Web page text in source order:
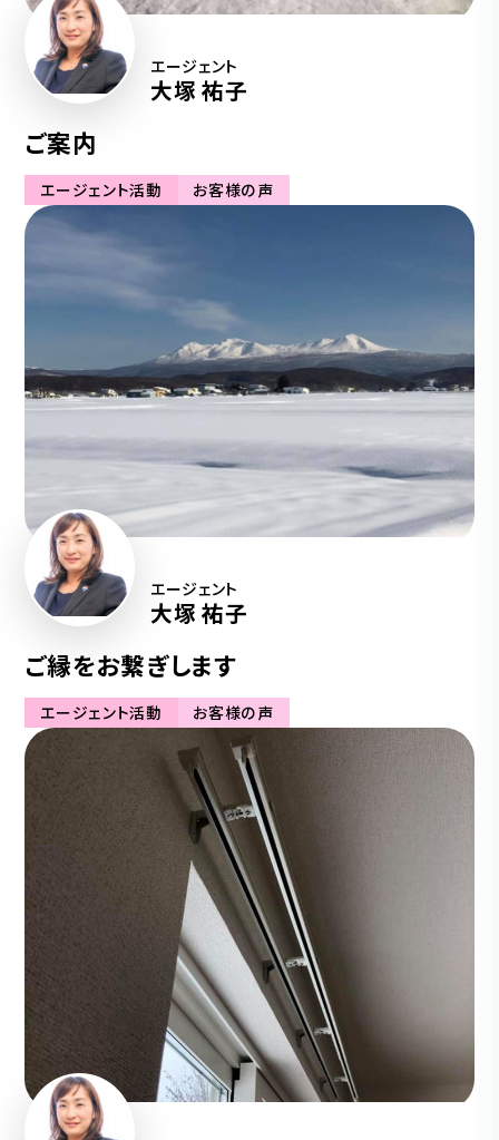
エージェント
大塚 祐子
ご案内
エージェント活動 お客様の声
エージェント
大塚 祐子
ご縁をお繋ぎします
エージェント活動 お客様の声